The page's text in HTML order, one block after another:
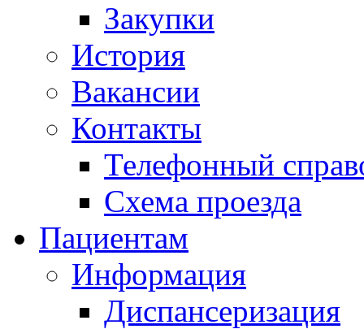
Закупки
История
Вакансии
Контакты
Телефонный
Схема проезда
Пациентам
Информация
Диспансеризация